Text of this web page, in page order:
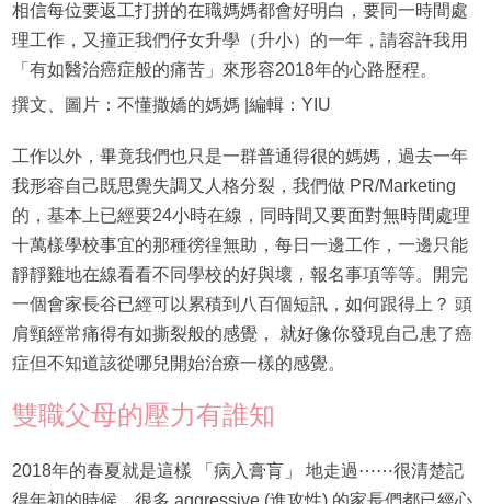
相信每位要返工打拼的在職媽媽都會好明白，要同一時間處
理工作，又撞正我們仔女升學（升小）的一年，請容許我用
「有如醫治癌症般的痛苦」來形容2018年的心路歷程。
撰文、圖片：不懂撒嬌的媽媽 |編輯：YIU
工作以外，畢竟我們也只是一群普通得很的媽媽，過去一年
我形容自己既思覺失調又人格分裂，我們做 PR/Marketing
的，基本上已經要24小時在線，同時間又要面對無時間處理
十萬樣學校事宜的那種徬徨無助，每日一邊工作，一邊只能
靜靜雞地在線看看不同學校的好與壞，報名事項等等。開完
一個會家長谷已經可以累積到八百個短訊，如何跟得上？ 頭
肩頸經常痛得有如撕裂般的感覺， 就好像你發現自己患了癌
症但不知道該從哪兒開始治療一樣的感覺。
雙職父母的壓力有誰知
2018年的春夏就是這樣 「病入膏肓」 地走過⋯⋯很清楚記
得年初的時候，很多 aggressive (進攻性) 的家長們都已經心